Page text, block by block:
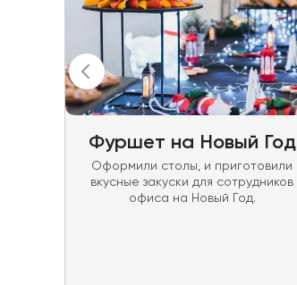
Фуршет на Новый Год
Оформили столы, и приготовили
вкусные закуски для сотрудников
офиса на Новый Год.